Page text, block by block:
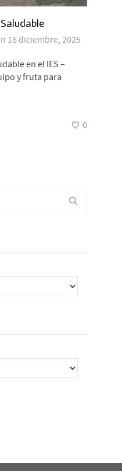
16 diciembre, 2025
en el IES –
y fruta para
0